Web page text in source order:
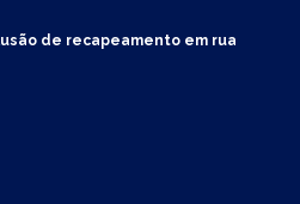
de recapeamento em rua